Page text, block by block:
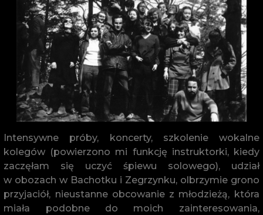
Intensywne próby, koncerty, szkolenie wokalne
kolegów (powierzono mi funkcję instruktorki, kiedy
zaczęłam się uczyć śpiewu solowego), udział
w obozach w Bachotku i Zegrzynku, olbrzymie grono
przyjaciół, nieustanne obcowanie z młodzieżą, która
miała podobne do moich zainteresowania,